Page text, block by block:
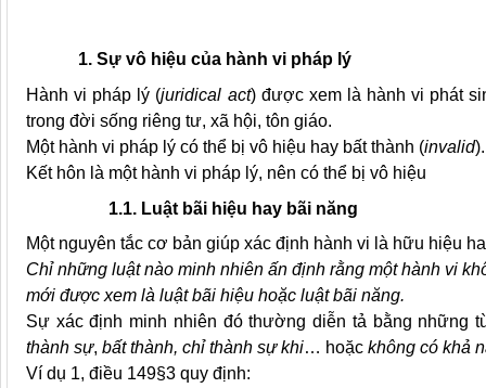
1. Sự vô hiệu của hành vi pháp lý
Hành vi pháp lý (juridical act)được xem là hành vi phát
trong đời sống riêng tư, xã hội, tôn giáo.
Một hành vi pháp lý có thể bị vô hiệu hay bất thành (invalid).
Kết hôn là một hành vi pháp lý, nên có thể bị vô hiệu
1.1. Luật bãi hiệu hay bãi năng
Một nguyên tắc cơ bản giúp xác định hành vi là hữu hiệu
Chỉ những luật nào minh nhiên ấn định rằng một hành vi
mới được xem là luật bãi hiệu hoặc luật bãi năng.
Sự xác định minh nhiên đó thường diễn tả bằng những
thành sự, bất thành, chỉ thành sự khi… hoặc không có khả
Ví dụ 1, điều 149§3 quy định: